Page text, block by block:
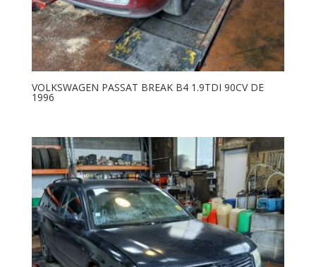
VOLKSWAGEN PASSAT BREAK B4 1.9TDI 90CV DE
1996